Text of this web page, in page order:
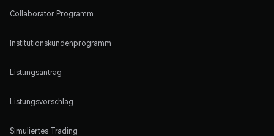
Collaborator Programm
Institutionskundenprogramm
Listungsantrag
Listungsvorschlag
Simuliertes Trading